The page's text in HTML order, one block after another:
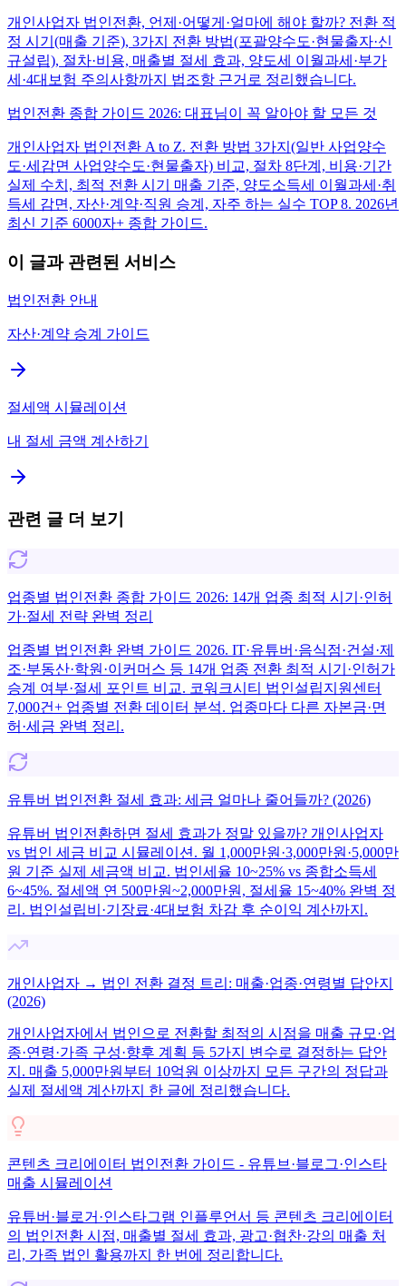
개인사업자 법인전환, 언제·어떻게·얼마에 해야 할까? 전환 적
정 시기(매출 기준), 3가지 전환 방법(포괄양수도·현물출자·신
규설립), 절차·비용, 매출별 절세 효과, 양도세 이월과세·부가
세·4대보험 주의사항까지 법조항 근거로 정리했습니다.
법인전환 종합 가이드 2026: 대표님이 꼭 알아야 할 모든 것
개인사업자 법인전환 A to Z. 전환 방법 3가지(일반 사업양수
도·세감면 사업양수도·현물출자) 비교, 절차 8단계, 비용·기간
실제 수치, 최적 전환 시기 매출 기준, 양도소득세 이월과세·취
득세 감면, 자산·계약·직원 승계, 자주 하는 실수 TOP 8. 2026년
최신 기준 6000자+ 종합 가이드.
이 글과 관련된 서비스
법인전환 안내
자산·계약 승계 가이드
절세액 시뮬레이션
내 절세 금액 계산하기
관련 글 더 보기
업종별 법인전환 종합 가이드 2026: 14개 업종 최적 시기·인허
가·절세 전략 완벽 정리
업종별 법인전환 완벽 가이드 2026. IT·유튜버·음식점·건설·제
조·부동산·학원·이커머스 등 14개 업종 전환 최적 시기·인허가
승계 여부·절세 포인트 비교. 코워크시티 법인설립지원센터
7,000건+ 업종별 전환 데이터 분석. 업종마다 다른 자본금·면
허·세금 완벽 정리.
유튜버 법인전환 절세 효과: 세금 얼마나 줄어들까? (2026)
유튜버 법인전환하면 절세 효과가 정말 있을까? 개인사업자
vs 법인 세금 비교 시뮬레이션. 월 1,000만원·3,000만원·5,000만
원 기준 실제 세금액 비교. 법인세율 10~25% vs 종합소득세
6~45%. 절세액 연 500만원~2,000만원, 절세율 15~40% 완벽 정
리. 법인설립비·기장료·4대보험 차감 후 순이익 계산까지.
개인사업자 → 법인 전환 결정 트리: 매출·업종·연령별 답안지
(2026)
개인사업자에서 법인으로 전환할 최적의 시점을 매출 규모·업
종·연령·가족 구성·향후 계획 등 5가지 변수로 결정하는 답안
지. 매출 5,000만원부터 10억원 이상까지 모든 구간의 정답과
실제 절세액 계산까지 한 글에 정리했습니다.
콘텐츠 크리에이터 법인전환 가이드 - 유튜브·블로그·인스타
매출 시뮬레이션
유튜버·블로거·인스타그램 인플루언서 등 콘텐츠 크리에이터
의 법인전환 시점, 매출별 절세 효과, 광고·협찬·강의 매출 처
리, 가족 법인 활용까지 한 번에 정리합니다.